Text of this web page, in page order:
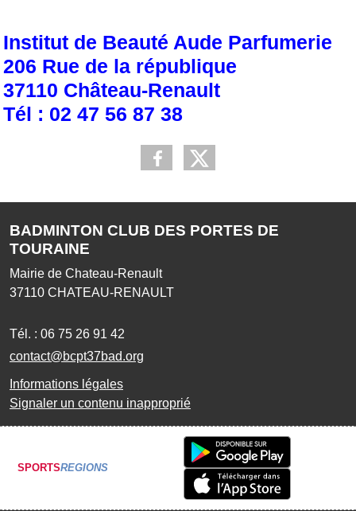
Institut de Beauté Aude Parfumerie
206 Rue de la république
37110 Château-Renault
Tél : 02 47 56 87 38
BADMINTON CLUB DES PORTES DE
TOURAINE
Mairie de Chateau-Renault
37110 CHATEAU-RENAULT
Tél. : 06 75 26 91 42
contact@bcpt37bad.org
Informations légales
Signaler un contenu inapproprié
SPORTSREGIONS